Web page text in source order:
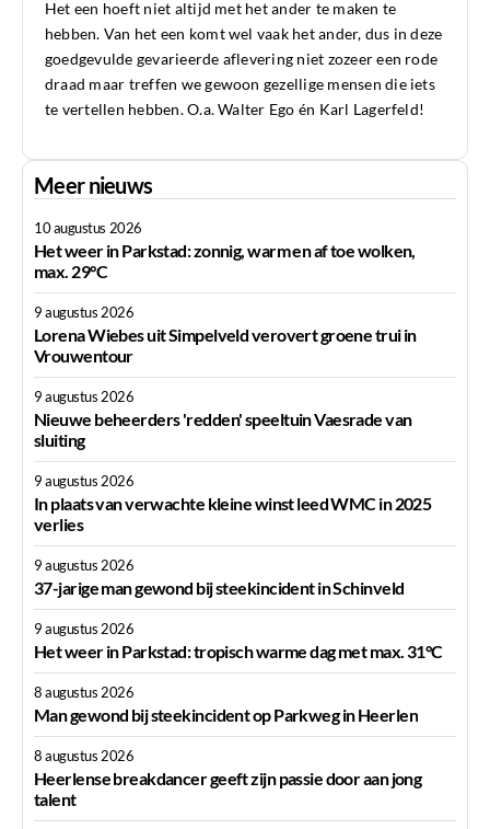
Het een hoeft niet altijd met het ander te maken te
hebben. Van het een komt wel vaak het ander, dus in deze
goedgevulde gevarieerde aflevering niet zozeer een rode
draad maar treffen we gewoon gezellige mensen die iets
te vertellen hebben. O.a. Walter Ego én Karl Lagerfeld!
Meer nieuws
10 augustus 2026
Het weer in Parkstad: zonnig, warm en af toe wolken,
max. 29°C
9 augustus 2026
Lorena Wiebes uit Simpelveld verovert groene trui in
Vrouwentour
9 augustus 2026
Nieuwe beheerders 'redden' speeltuin Vaesrade van
sluiting
9 augustus 2026
In plaats van verwachte kleine winst leed WMC in 2025
verlies
9 augustus 2026
37-jarige man gewond bij steekincident in Schinveld
9 augustus 2026
Het weer in Parkstad: tropisch warme dag met max. 31°C
8 augustus 2026
Man gewond bij steekincident op Parkweg in Heerlen
8 augustus 2026
Heerlense breakdancer geeft zijn passie door aan jong
talent